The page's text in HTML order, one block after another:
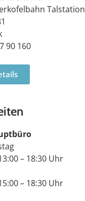
Talstation
90 160
– 18:30 Uhr
– 18:30 Uhr